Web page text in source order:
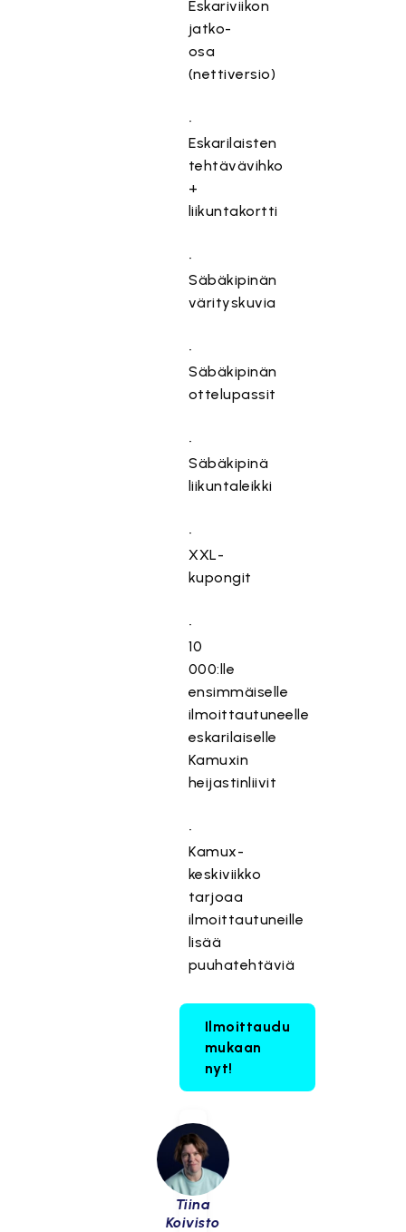
⁠Eskariviikon
jatko-
osa
(nettiversio)
•⁠
⁠Eskarilaisten
tehtävävihko
+
liikuntakortti
•⁠
⁠Säbäkipinän
värityskuvia
•⁠
⁠Säbäkipinän
ottelupassit
•⁠
⁠Säbäkipinä
liikuntaleikki
•⁠
⁠XXL-
kupongit
•⁠
⁠10
000:lle
ensimmäiselle
ilmoittautuneelle
eskarilaiselle
Kamuxin
heijastinliivit
•⁠
⁠Kamux-
keskiviikko
tarjoaa
ilmoittautuneille
lisää
puuhatehtäviä
Ilmoittaudu
mukaan
nyt!
Tiina
Koivisto